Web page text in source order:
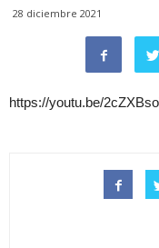
28 diciembre 2021
https://youtu.be/